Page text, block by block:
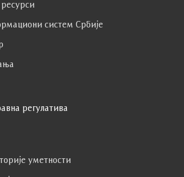
систем Србије
регулатива
уметности